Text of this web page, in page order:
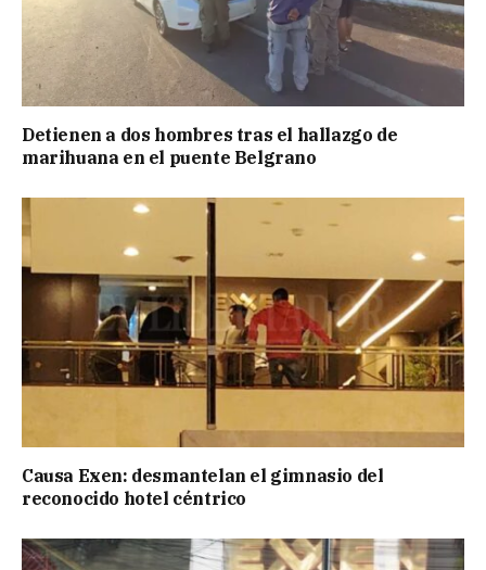
Detienen a dos hombres tras el hallazgo de
marihuana en el puente Belgrano
Causa Exen: desmantelan el gimnasio del
reconocido hotel céntrico